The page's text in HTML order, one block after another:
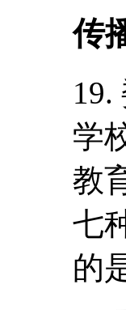
传
19.
学
教
七
的